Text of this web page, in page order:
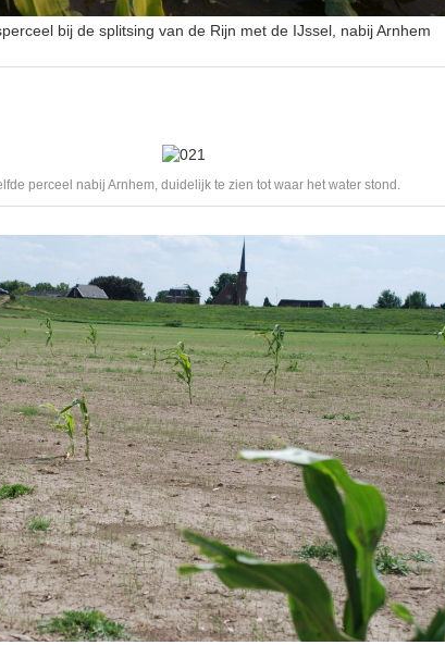
bij de splitsing van de Rijn met de IJssel, nabij Arnhem
perceel nabij Arnhem, duidelijk te zien tot waar het water stond.